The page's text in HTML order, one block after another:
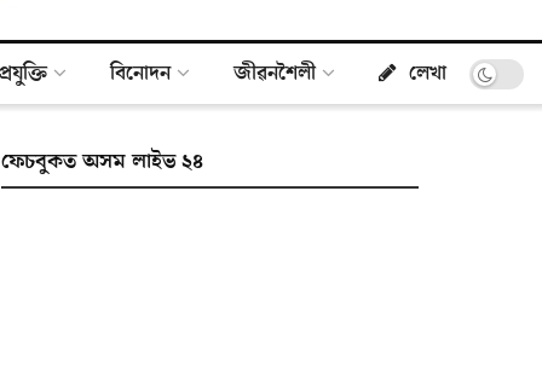
প্ৰযুক্তি বিনোদন জীৱনশৈলী লেখা
ফেচবুকত অসম লাইভ ২৪